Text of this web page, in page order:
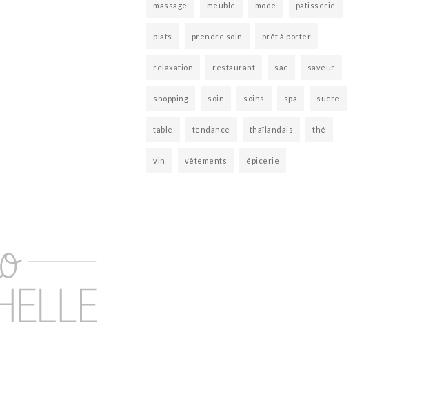
massage meuble mode patisserie
plats prendre soin prêt à porter
relaxation restaurant sac saveur
shopping soin soins spa sucre
table tendance thaïlandais thé
vin vêtements épicerie